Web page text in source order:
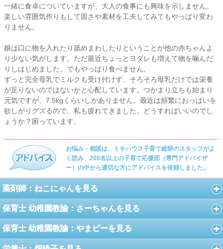
一緒に食卓についていますが、大人の食事にも興味を示しません。
楽しい雰囲気作りもして固さや素材を工夫してみてもやっぱり変わ
りません。
娘は口に物を入れたり舐めまわしたりということが他の赤ちゃんよ
り少ない気がします。ただ最近ちょっとヨダレも増えて物を噛んだ
りしはじめました。でもやっぱり食べません。
ずっと完全母乳でミルクも受け付けず、そろそろ母乳だけでは栄養
が足りないのではないかと心配しています。つかまり立ちも始まり
元気ですが、7.5kgくらいしかありません。最近は頻繁におっぱいを
欲しがりグズるので、私も疲れてきました。どうすればいいのでし
ょうか？困っています。
お悩み・相談は、ミキハウス子育て総研のスタッフがよ
く読み、200名以上の子育て応援団（専門アドバイザ
ー）の中から適切な方にアドバイスを依頼しました。
薬剤師：ねこにゃんを見る
保育士 幼稚園教諭：さーちゃんを見る
保育士 幼稚園教諭：やまピーを見る